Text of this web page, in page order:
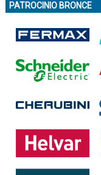
PATROCINIO BRONCE